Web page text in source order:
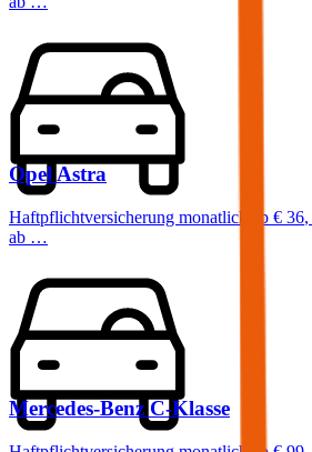
Opel Astra
Haftpflichtversicherung monatlich ab € 36,
ab …
Mercedes-Benz C-Klasse